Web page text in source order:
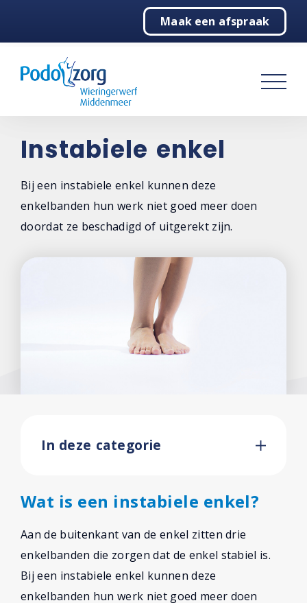
Maak een afspraak
Podologie
Behandelingen
Over ons
Instabiele enkel
Bij een instabiele enkel kunnen deze
enkelbanden hun werk niet goed meer doen
doordat ze beschadigd of uitgerekt zijn.
In deze categorie
Wat is een instabiele enkel?
Aan de buitenkant van de enkel zitten drie
enkelbanden die zorgen dat de enkel stabiel is.
Bij een instabiele enkel kunnen deze
enkelbanden hun werk niet goed meer doen